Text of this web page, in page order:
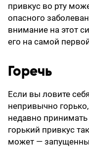
привкус во рту
опасного
внимание на этот
его на самой
Горечь
Если вы ловите
непривычно
недавно принимать
горький привкус
может —